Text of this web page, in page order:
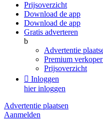
Prijsoverzicht
Download de app
Download de app
Gratis adverteren
b
Advertentie
Premium
Prijsoverzicht
 Inloggen
hier inloggen
Advertentie plaatsen
Aanmelden